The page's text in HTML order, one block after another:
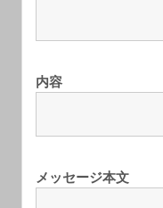
内容
メッセージ本文